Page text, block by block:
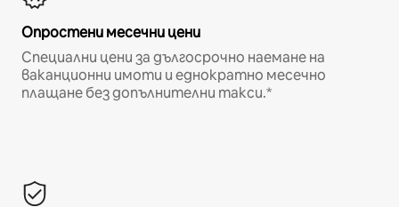
Опростени месечни цени
Специални цени за дългосрочно наемане на
ваканционни имоти и еднократно месечно
плащане без допълнителни такси.*